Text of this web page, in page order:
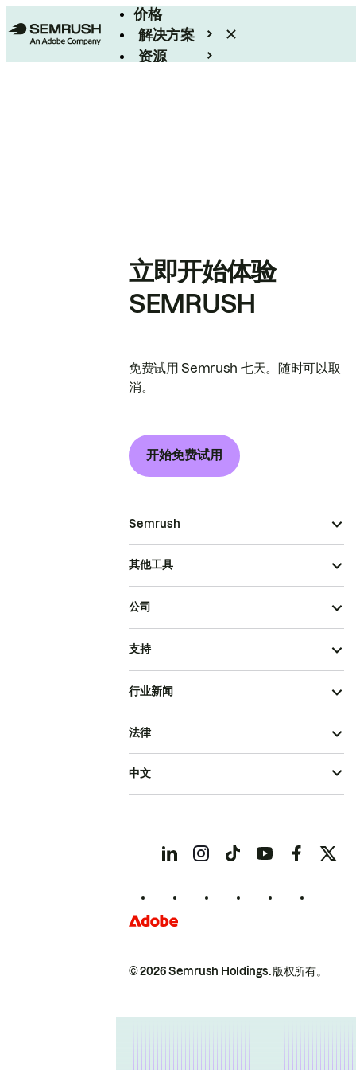
价格
解决方案
资源
立即开始体验
SEMRUSH
免费试用 Semrush 七天。随时可以取
消。
开始免费试用
Semrush
其他工具
公司
支持
行业新闻
© 2026 Semrush Holdings.版权所有。
法律
中文